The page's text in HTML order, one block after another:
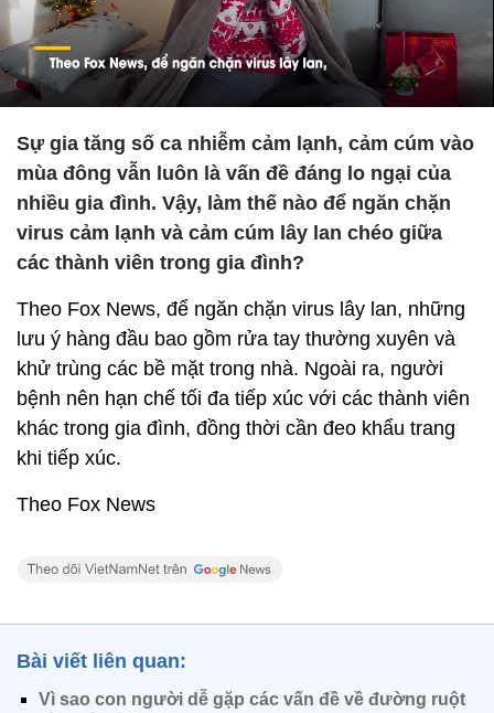
Sự gia tăng số ca nhiễm cảm lạnh, cảm cúm vào
mùa đông vẫn luôn là vấn đề đáng lo ngại của
nhiều gia đình. Vậy, làm thế nào để ngăn chặn
virus cảm lạnh và cảm cúm lây lan chéo giữa
các thành viên trong gia đình?
Theo Fox News, để ngăn chặn virus lây lan, những
lưu ý hàng đầu bao gồm rửa tay thường xuyên và
khử trùng các bề mặt trong nhà. Ngoài ra, người
bệnh nên hạn chế tối đa tiếp xúc với các thành viên
khác trong gia đình, đồng thời cần đeo khẩu trang
khi tiếp xúc.
Theo Fox News
Bài viết liên quan:
Vì sao con người dễ gặp các vấn đề về đường ruột